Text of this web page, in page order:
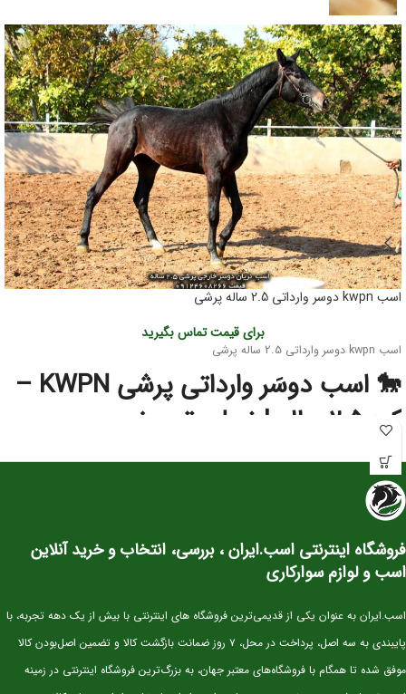
اسب kwpn دوسر وارداتی 2.5 ساله پرشی
برای قیمت تماس بگیرید
اسب kwpn دوسر وارداتی 2.5 ساله پرشی
🐎 اسب دوسَر وارداتی پرشی KWPN –
کره ۲.۵ ساله | نسل‌برتر مخصوص
آینده‌سازان پرش
این کره دوسَر وارداتی
پرورش‌دهندگانی است که به‌دنبال اسبی با
کره‌های این نژاد از همان سنین کم، قدرت، هوش و تعادل فوق‌العاده‌ای نشان می‌دهند.
⭐ مشخصات کلی
سن:۲.۵ سال
نژاد:KWPN اصیل (خط خونی معتبر و قابل استعلام)
کاربری آتی: پرش، مسابقات جوان‌ها، تربیت پایه
فروشگاه اینترنتی اسب.ایران ، بررسی، انتخاب و خرید آنلاین
اسب و لوازم سوارکاری
اسب.ایران به عنوان یکی از قدیمی‌ترین فروشگاه های اینترنتی با بیش از یک دهه تجربه، با
پایبندی به سه اصل، پرداخت در محل، ۷ روز ضمانت بازگشت کالا و تضمین اصل‌بودن کالا
موفق شده تا همگام با فروشگاه‌های معتبر جهان، به بزرگ‌ترین فروشگاه اینترنتی در زمینه